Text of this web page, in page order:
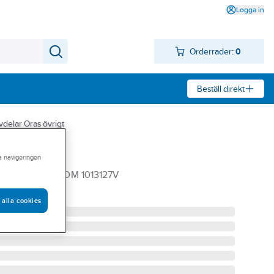
Logga in
Orderrader: 0
Beställ direkt
Oras övrigt
Oras
TERM.BL KROM 1013127V
navigeringen
alla cookies